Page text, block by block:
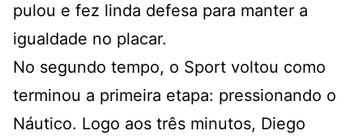
pulou e fez linda defesa para manter a
igualdade no placar.
No segundo tempo, o Sport voltou como
terminou a primeira etapa: pressionando o
Náutico. Logo aos três minutos, Diego